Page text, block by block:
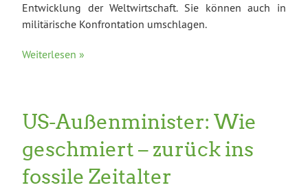
Entwicklung der Weltwirtschaft. Sie können auch in
militärische Konfrontation umschlagen.
Weiterlesen »
US-Außenminister: Wie
geschmiert – zurück ins
fossile Zeitalter